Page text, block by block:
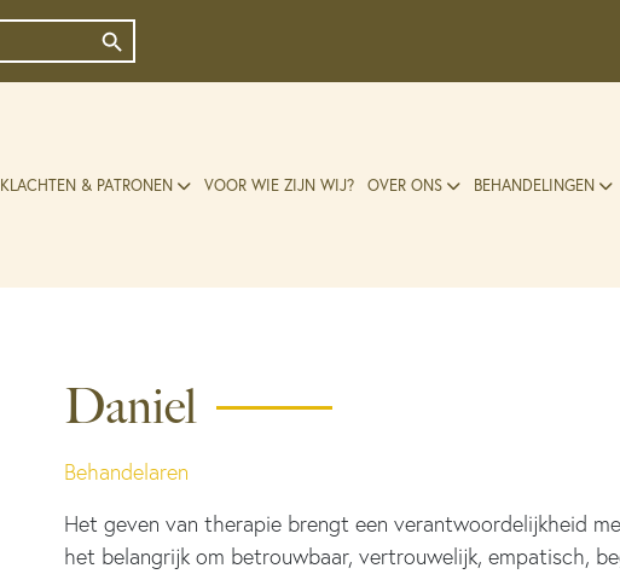
Zoekknop
KLACHTEN & PATRONEN VOOR WIE ZIJN WIJ? OVER ONS BEHANDELINGEN
Daniel
Behandelaren
Het geven van therapie brengt een verantwoordelijkheid
het belangrijk om betrouwbaar, vertrouwelijk, empatisch,